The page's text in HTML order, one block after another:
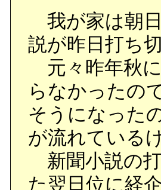
そんな彼に
実はチェンシ
チェンシン
ところで鈍い
官が訪れ、彼
驚愕するチ
知らない黒く
我が家は朝
説が昨日打ち
元々昨年秋
らなかったの
そうになった
が流れている
新聞小説の
た翌日位に経